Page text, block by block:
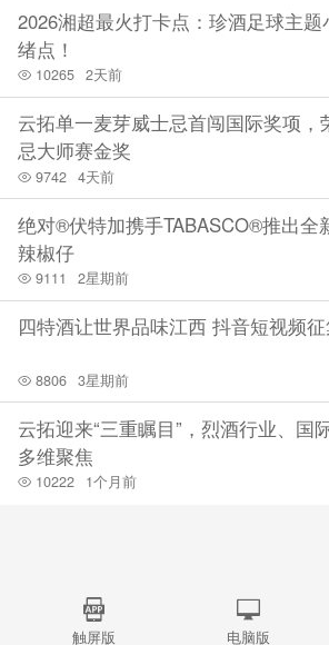
2026湘超最火打卡点：珍酒足球主
绪点！
10265 2天前
云拓单一麦芽威士忌首闯国际奖项，
忌大师赛金奖
9742 4天前
绝对®伏特加携手TABASCO®推出全
辣椒仔
9111 2星期前
四特酒让世界品味江西 抖音短视频
8806 3星期前
云拓迎来“三重瞩目”，烈酒行业、国
多维聚焦
10222 1个月前
触屏版 电脑版